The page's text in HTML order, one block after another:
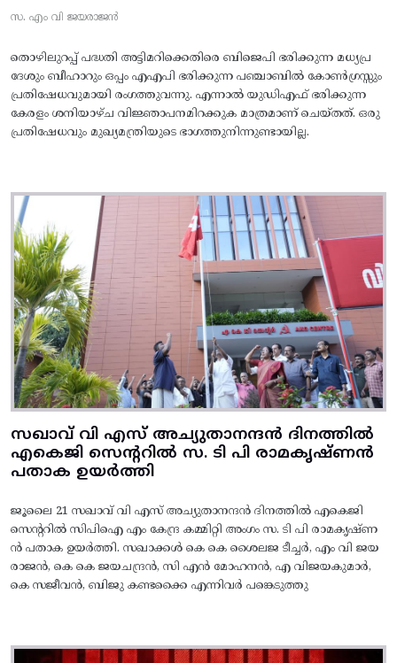
സ. എം വി ജയരാജൻ
തൊഴിലുറപ്പ് പദ്ധതി അട്ടിമറിക്കെതിരെ ബിജെപി ഭരിക്കുന്ന മധ്യപ്ര
ദേശും ബീഹാറും ഒപ്പം എഎപി ഭരിക്കുന്ന പഞ്ചാബിൽ കോൺഗ്രസ്സും
പ്രതിഷേധവുമായി രംഗത്തുവന്നു. എന്നാൽ യുഡിഎഫ് ഭരിക്കുന്ന
കേരളം ശനിയാഴ്ച വിജ്ഞാപനമിറക്കുക മാത്രമാണ് ചെയ്തത്. ഒരു
പ്രതിഷേധവും മുഖ്യമന്ത്രിയുടെ ഭാഗത്തുനിന്നുണ്ടായില്ല.
സഖാവ് വി എസ് അച്യുതാനന്ദൻ ദിനത്തിൽ
എകെജി സെന്ററിൽ സ. ടി പി രാമകൃഷ്‌ണൻ
പതാക ഉയർത്തി
ജൂലൈ 21 സഖാവ് വി എസ് അച്യുതാനന്ദൻ ദിനത്തിൽ എകെജി
സെന്ററിൽ സിപിഐ എം കേന്ദ്ര കമ്മിറ്റി അംഗം സ. ടി പി രാമകൃഷ്‌ണ
ൻ പതാക ഉയർത്തി. സഖാക്കൾ കെ കെ ശൈലജ ടീച്ചർ, എം വി ജയ
രാജൻ, കെ കെ ജയചന്ദ്രൻ, സി എൻ മോഹനൻ, എ വിജയകുമാർ,
കെ സജീവൻ, ബിജു കണ്ടക്കൈ എന്നിവർ പങ്കെടുത്തു